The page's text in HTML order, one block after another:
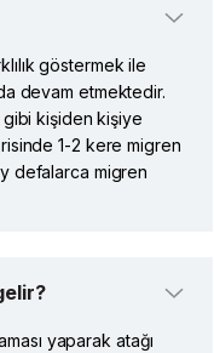
göstermek ile
devam etmektedir.
gibi kişiden kişiye
1-2 kere migren
defalarca migren
yaparak atağı